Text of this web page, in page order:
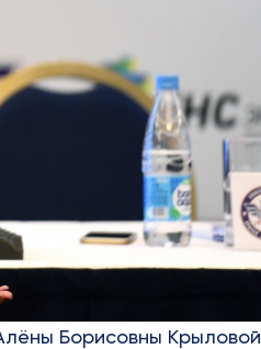
Борисовны Крыловой